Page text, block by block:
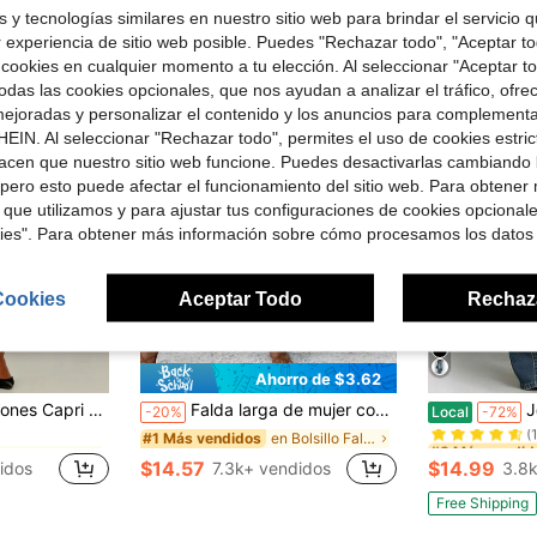
elásticos con cintura doblada, leggings cortos de unicolor, ajuste ceñido, pantalones cortos de verano para salir, uso diario casual, ropa de calle, control de abdomen
en Plano Pantalones cortos de mujer
en Plano Pantalones cortos de mujer
Ahorro de $3.62
-20% Falda larga de mujer con estampado floral pequeño, cintura elástica casual con bolsillos, bajo con volantes, falda línea A para vacaciones de verano y primavera, estilo bohemio chic
#1 Más vendidos en Bolsillo Faldas De Mujer
$14.57 7.3k+ vendidos
Local -72% Jeans de
#3 Más
#3 Más
#3 Más
#3 Más
$14.99
Free Shipping
y tecnologías similares en nuestro sitio web para brindar el servicio
de sitio web posible. Puedes "Rechazar todo", "Aceptar
en cualquier momento a tu elección. Al seleccionar "Aceptar
las cookies opcionales, que nos ayudan a analizar el tráfico,
y personalizar el contenido y los anuncios para
Al seleccionar "Rechazar todo", permites el uso de cookies
que nuestro sitio web funcione. Puedes desactivarlas cambiando
esto puede afectar el funcionamiento del sitio web. Para obtener
utilizamos y para ajustar tus configuraciones de cookies
Para obtener más información sobre cómo procesamos los datos
Aceptar Todo